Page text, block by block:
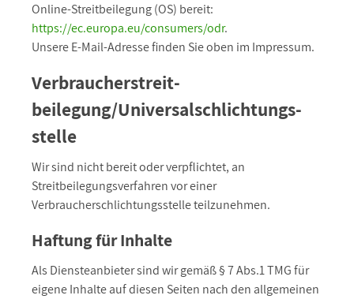
Online-Streitbeilegung (OS) bereit:
https://ec.europa.eu/consumers/odr.
Unsere E-Mail-Adresse finden Sie oben im Impressum.
Verbraucher­streit­
beilegung/Universal­schlichtungs­
stelle
Wir sind nicht bereit oder verpflichtet, an
Streitbeilegungsverfahren vor einer
Verbraucherschlichtungsstelle teilzunehmen.
Haftung für Inhalte
Als Diensteanbieter sind wir gemäß § 7 Abs.1 TMG für
eigene Inhalte auf diesen Seiten nach den allgemeinen